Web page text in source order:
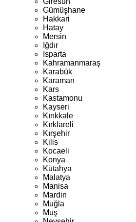
Gümüşhane
Hakkari
Hatay
Mersin
Iğdır
Isparta
Kahramanmaraş
Karabük
Karaman
Kars
Kastamonu
Kayseri
Kırıkkale
Kırklareli
Kırşehir
Kilis
Kocaeli
Konya
Kütahya
Malatya
Manisa
Mardin
Muğla
Muş